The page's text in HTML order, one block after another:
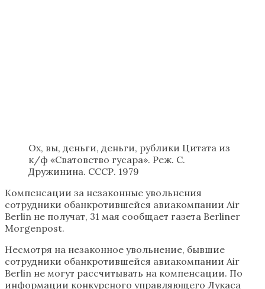
Ох, вы, деньги, деньги, рублики Цитата из
к/ф «Сватовство гусара». Реж. С.
Дружинина. СССР. 1979
Компенсации за незаконные увольнения
сотрудники обанкротившейся авиакомпании Air
Berlin не получат, 31 мая сообщает газета Berliner
Morgenpost.
Несмотря на незаконное увольнение, бывшие
сотрудники обанкротившейся авиакомпании Air
Berlin не могут рассчитывать на компенсации. По
информации конкурсного управляющего Лукаса